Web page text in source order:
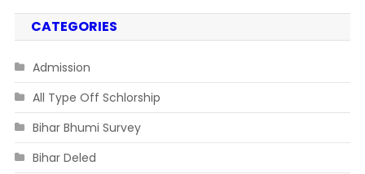
CATEGORIES
Admission
All Type Off Schlorship
Bihar Bhumi Survey
Bihar Deled